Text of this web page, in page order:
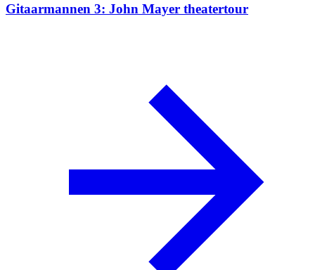
Gitaarmannen 3: John Mayer theatertour